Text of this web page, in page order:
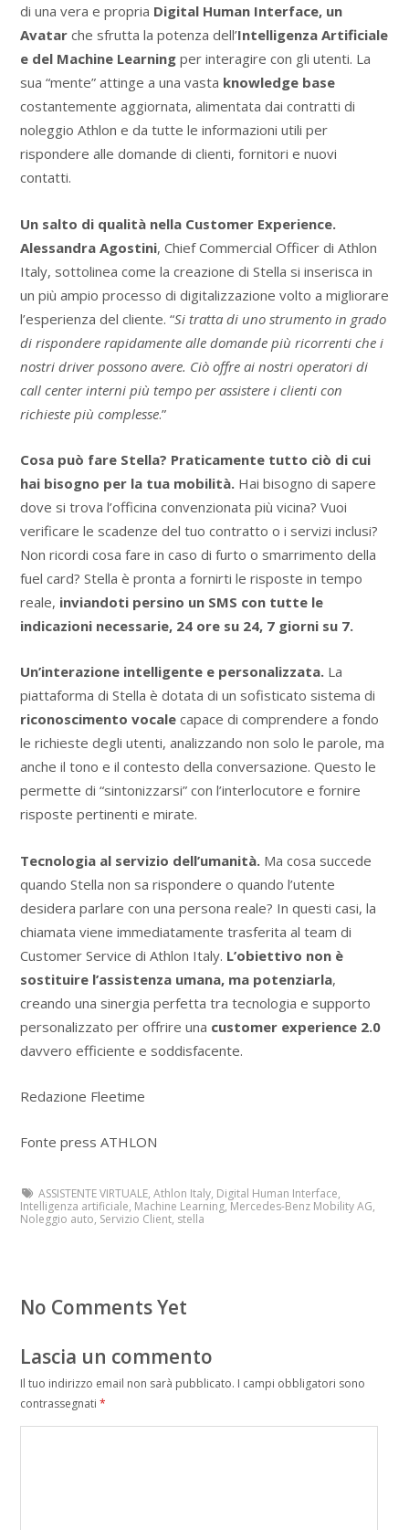
di una vera e propria Digital Human Interface, un
Avatarche sfrutta la potenza dell’Intelligenza Artificiale
e del Machine Learningper interagire con gli utenti. La
sua “mente” attinge a una vasta knowledge base
costantemente aggiornata, alimentata dai contratti di
noleggio Athlon e da tutte le informazioni utili per
rispondere alle domande di clienti, fornitori e nuovi
contatti.
Un salto di qualità nella Customer Experience.
Alessandra Agostini, Chief Commercial Officer di Athlon
Italy, sottolinea come la creazione di Stella si inserisca in
un più ampio processo di digitalizzazione volto a migliorare
l’esperienza del cliente. “Si tratta di uno strumento in grado
di rispondere rapidamente alle domande più ricorrenti che i
nostri driver possono avere. Ciò offre ai nostri operatori di
call center interni più tempo per assistere i clienti con
richieste più complesse.”
Cosa può fare Stella? Praticamente tutto ciò di cui
hai bisogno per la tua mobilità.Hai bisogno di sapere
dove si trova l’officina convenzionata più vicina? Vuoi
verificare le scadenze del tuo contratto o i servizi inclusi?
Non ricordi cosa fare in caso di furto o smarrimento della
fuel card? Stella è pronta a fornirti le risposte in tempo
reale, inviandoti persino un SMS con tutte le
indicazioni necessarie, 24 ore su 24, 7 giorni su 7.
Un’interazione intelligente e personalizzata.La
piattaforma di Stella è dotata di un sofisticato sistema di
riconoscimento vocalecapace di comprendere a fondo
le richieste degli utenti, analizzando non solo le parole, ma
anche il tono e il contesto della conversazione. Questo le
permette di “sintonizzarsi” con l’interlocutore e fornire
risposte pertinenti e mirate.
Tecnologia al servizio dell’umanità.Ma cosa succede
quando Stella non sa rispondere o quando l’utente
desidera parlare con una persona reale? In questi casi, la
chiamata viene immediatamente trasferita al team di
Customer Service di Athlon Italy. L’obiettivo non è
sostituire l’assistenza umana, ma potenziarla,
creando una sinergia perfetta tra tecnologia e supporto
personalizzato per offrire una customer experience 2.0
davvero efficiente e soddisfacente.
Redazione Fleetime
Fonte press ATHLON
ASSISTENTE VIRTUALE,Athlon Italy, Digital Human Interface,
Intelligenza artificiale, Machine Learning, Mercedes-Benz Mobility AG,
Noleggio auto, Servizio Client, stella
No Comments Yet
Lascia un commento
Il tuo indirizzo email non sarà pubblicato. I campi obbligatori sono
contrassegnati *